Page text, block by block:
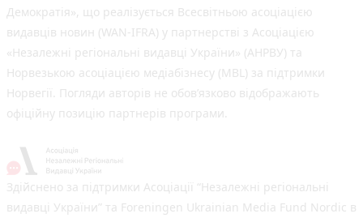
Демократія», що реалізується Всесвітньою асоціацією
видавців новин (WAN-IFRA) у партнерстві з Асоціацією
«Незалежні регіональні видавці України» (АНРВУ) та
Норвезькою асоціацією медіабізнесу (MBL) за підтримки
Норвегії. Погляди авторів не обов’язково відображають
офіційну позицію партнерів програми.
Здійснено за підтримки Асоціації “Незалежні регіональні
видавці України” та Foreningen Ukrainian Media Fund Nordic в